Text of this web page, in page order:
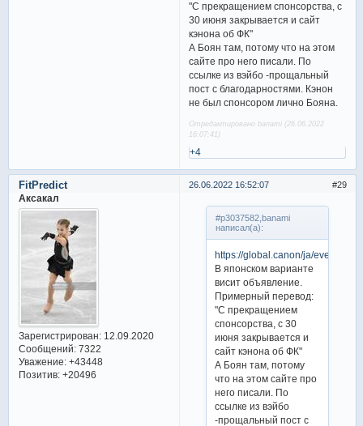
"С прекращением спонсорства, с
30 июня закрывается и сайт
кэнона об ФК"
А Боян там, потому что на этом
сайте про него писали. По
ссылке из вэйбо -прощальный
пост с благодарностями. Кэнон
не был спонсором лично Бояна.
Отредактировано banami (26.06.2022
16:07:41)
+4
29
26.06.2022 16:52:07
FitPredict
Аксакал
Зарегистрирован: 12.09.2020
Сообщений:7322
Уважение: +43448
Позитив: +20496
#p3037582,banami
написал(а):
https://global.canon/ja/event/
В японском варианте
висит объявление.
Примерный перевод:
"С прекращением
спонсорства, с 30
июня закрывается и
сайт кэнона об ФК"
А Боян там, потому
что на этом сайте про
него писали. По
ссылке из вэйбо
-прощальный пост с